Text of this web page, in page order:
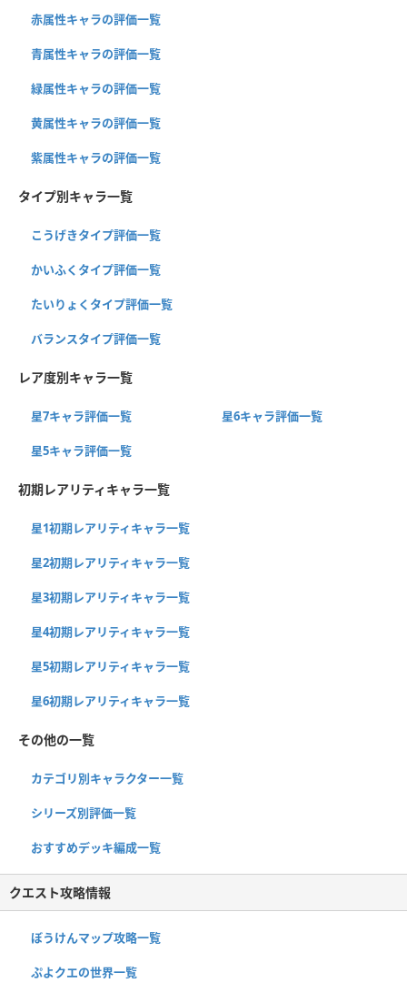
赤属性キャラの評価一覧
青属性キャラの評価一覧
緑属性キャラの評価一覧
黄属性キャラの評価一覧
紫属性キャラの評価一覧
タイプ別キャラ一覧
こうげきタイプ評価一覧
かいふくタイプ評価一覧
たいりょくタイプ評価一覧
バランスタイプ評価一覧
レア度別キャラ一覧
星7キャラ評価一覧 星6キャラ評価一覧
星5キャラ評価一覧
初期レアリティキャラ一覧
星1初期レアリティキャラ一覧
星2初期レアリティキャラ一覧
星3初期レアリティキャラ一覧
星4初期レアリティキャラ一覧
星5初期レアリティキャラ一覧
星6初期レアリティキャラ一覧
その他の一覧
カテゴリ別キャラクター一覧
シリーズ別評価一覧
おすすめデッキ編成一覧
クエスト攻略情報
ぼうけんマップ攻略一覧
ぷよクエの世界一覧